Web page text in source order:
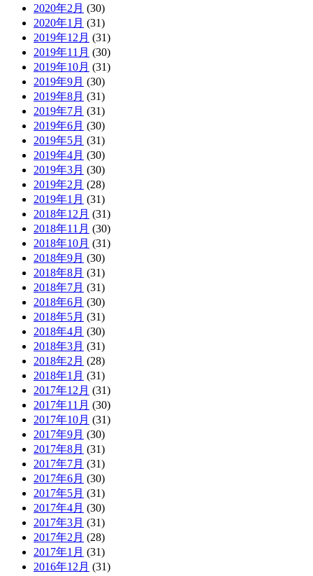
2020年2月 (30)
2020年1月 (31)
2019年12月 (31)
2019年11月 (30)
2019年10月 (31)
2019年9月 (30)
2019年8月 (31)
2019年7月 (31)
2019年6月 (30)
2019年5月 (31)
2019年4月 (30)
2019年3月 (30)
2019年2月 (28)
2019年1月 (31)
2018年12月 (31)
2018年11月 (30)
2018年10月 (31)
2018年9月 (30)
2018年8月 (31)
2018年7月 (31)
2018年6月 (30)
2018年5月 (31)
2018年4月 (30)
2018年3月 (31)
2018年2月 (28)
2018年1月 (31)
2017年12月 (31)
2017年11月 (30)
2017年10月 (31)
2017年9月 (30)
2017年8月 (31)
2017年7月 (31)
2017年6月 (30)
2017年5月 (31)
2017年4月 (30)
2017年3月 (31)
2017年2月 (28)
2017年1月 (31)
2016年12月 (31)